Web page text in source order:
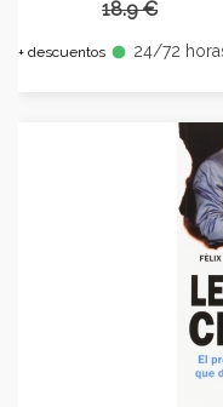
18.9 €
+ descuentos fiber_manual_record 24/72